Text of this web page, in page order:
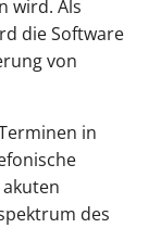
wird. Als
die Software
von
in
des